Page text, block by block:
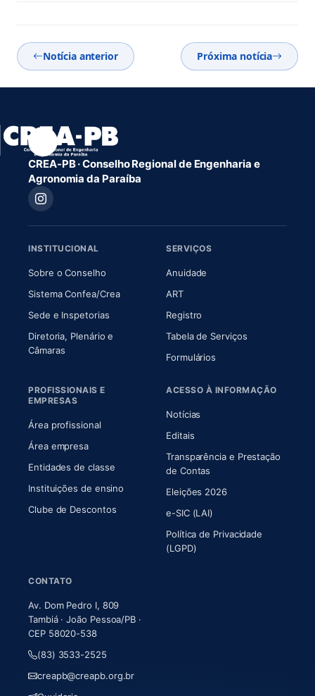
Notícia anterior Próxima notícia
CREA-PB · Conselho Regional de Engenharia e
Agronomia da Paraíba
INSTITUCIONAL
Sobre o Conselho(abre em nova aba)
Sistema Confea/Crea(abre em nova aba)
Sede e Inspetorias
Diretoria, Plenário e
Câmaras(abre em nova aba)
SERVIÇOS
Anuidade
ART(abre em nova aba)
Registro
Tabela de Serviços
Formulários
PROFISSIONAIS E
EMPRESAS
Área profissional
Área empresa
Entidades de classe
Instituições de ensino
Clube de Descontos
ACESSO À INFORMAÇÃO
Notícias
Editais
Transparência e Prestação
de Contas
Eleições 2026
e-SIC (LAI)
Política de Privacidade
(LGPD)
CONTATO
Av. Dom Pedro I, 809
Tambiá · João Pessoa/PB ·
CEP 58020-538
(83) 3533-2525
creapb@creapb.org.br